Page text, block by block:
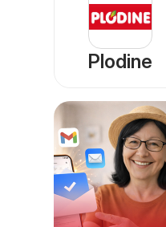
Plodine